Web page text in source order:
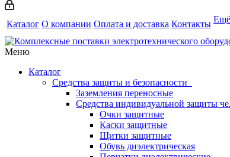
Каталог О компании Оплата и доставка Контакты Ещё
Меню
Каталог
Средства защиты и безопасности
Заземления переносные
Средства индивидуальной защиты
Очки защитные
Каски защитные
Щитки защитные
Обувь диэлектрическая